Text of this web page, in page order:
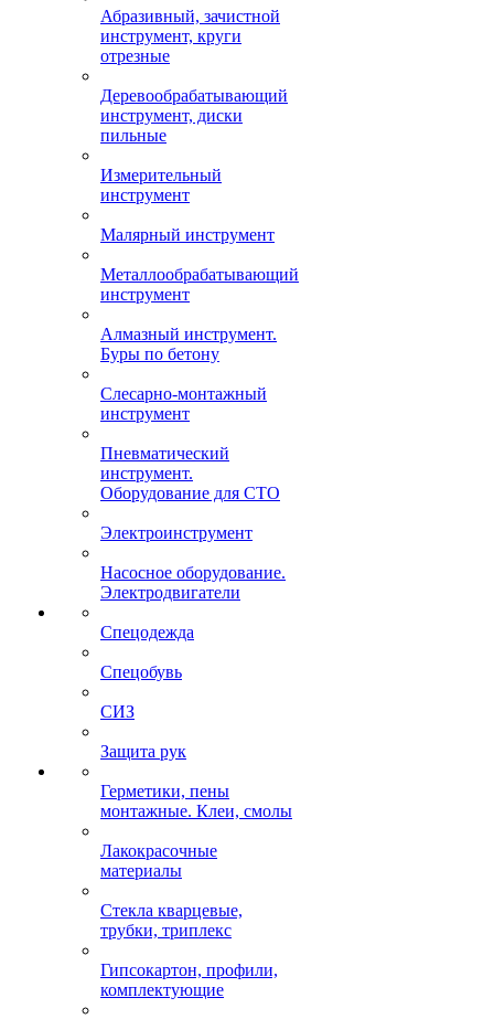
Абразивный, зачистной
инструмент, круги
отрезные
Деревообрабатывающий
инструмент, диски
пильные
Измерительный
инструмент
Малярный инструмент
Металлообрабатывающий
инструмент
Алмазный инструмент.
Буры по бетону
Слесарно-монтажный
инструмент
Пневматический
инструмент.
Оборудование для СТО
Электроинструмент
Насосное оборудование.
Электродвигатели
Спецодежда
Спецобувь
СИЗ
Защита рук
Герметики, пены
монтажные. Клеи, смолы
Лакокрасочные
материалы
Стекла кварцевые,
трубки, триплекс
Гипсокартон, профили,
комплектующие